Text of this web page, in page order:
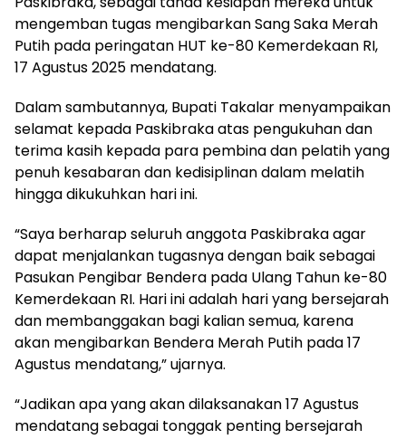
mengemban tugas mengibarkan Sang Saka Merah
Putih pada peringatan HUT ke-80 Kemerdekaan RI,
17 Agustus 2025 mendatang.
Dalam sambutannya, Bupati Takalar menyampaikan
selamat kepada Paskibraka atas pengukuhan dan
terima kasih kepada para pembina dan pelatih yang
penuh kesabaran dan kedisiplinan dalam melatih
hingga dikukuhkan hari ini.
“Saya berharap seluruh anggota Paskibraka agar
dapat menjalankan tugasnya dengan baik sebagai
Pasukan Pengibar Bendera pada Ulang Tahun ke-80
Kemerdekaan RI. Hari ini adalah hari yang bersejarah
dan membanggakan bagi kalian semua, karena
akan mengibarkan Bendera Merah Putih pada 17
Agustus mendatang,” ujarnya.
“Jadikan apa yang akan dilaksanakan 17 Agustus
mendatang sebagai tonggak penting bersejarah